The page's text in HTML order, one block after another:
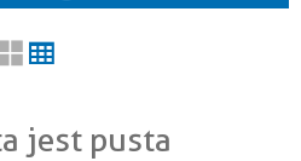
jest pusta